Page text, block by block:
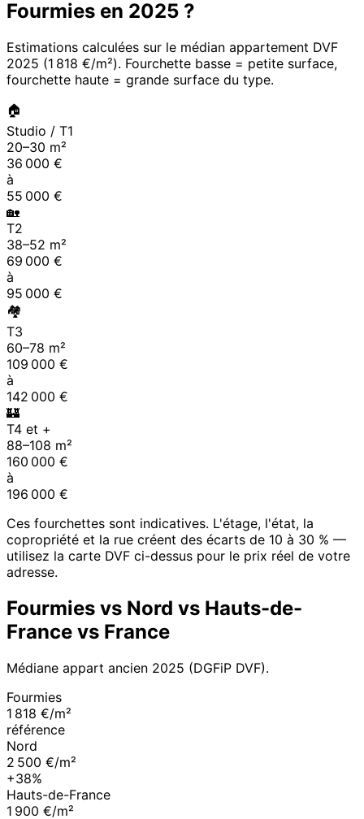
Fourmies en 2025 ?
Estimations calculées sur le médian appartement DVF
2025 (1 818 €/m²). Fourchette basse = petite surface,
fourchette haute = grande surface du type.
🏠
Studio / T1
20–30 m²
36 000 €
à
55 000 €
🏡
T2
38–52 m²
69 000 €
à
95 000 €
🏘
T3
60–78 m²
109 000 €
à
142 000 €
🏰
T4 et +
88–108 m²
160 000 €
à
196 000 €
Ces fourchettes sont indicatives. L'étage, l'état, la
copropriété et la rue créent des écarts de 10 à 30 % —
utilisez la carte DVF ci-dessus pour le prix réel de votre
adresse.
Fourmies vs Nord vs Hauts-de-
France vs France
Médiane appart ancien 2025 (DGFiP DVF).
Fourmies
1 818 €/m²
référence
Nord
2 500 €/m²
+38%
Hauts-de-France
1 900 €/m²